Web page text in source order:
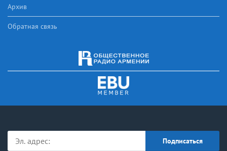
Архив
Обратная связь